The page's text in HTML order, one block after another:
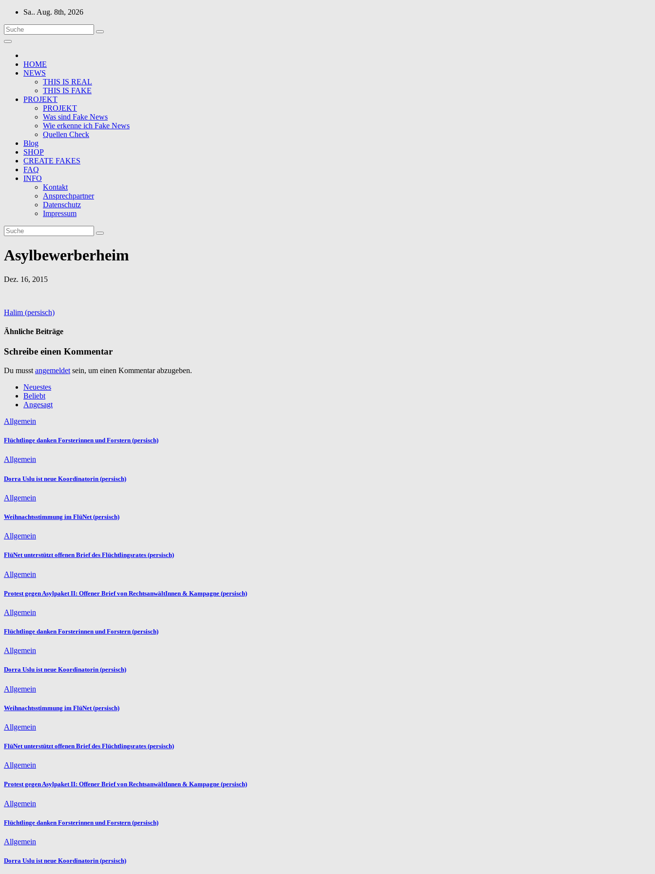
Zum
springen
Sa.. Aug. 8th, 2026
HOME
NEWS
THIS IS REAL
THIS IS FAKE
PROJEKT
PROJEKT
Was sind Fake News
Wie erkenne ich Fake News
Quellen Check
Blog
SHOP
CREATE FAKES
FAQ
INFO
Kontakt
Ansprechpartner
Datenschutz
Impressum
Asylbewerberheim
Dez. 16, 2015
Beitragsnavigation
Halim (persisch)
Ähnliche Beiträge
Schreibe einen Kommentar
Du musst angemeldet sein, um einen Kommentar abzugeben.
Neuestes
Beliebt
Angesagt
Allgemein
Flüchtlinge danken Forsterinnen und Forstern (persisch)
Allgemein
Dorra Uslu ist neue Koordinatorin (persisch)
Allgemein
Weihnachtsstimmung im FlüNet (persisch)
Allgemein
FlüNet unterstützt offenen Brief des Flüchtlingsrates (persisch)
Allgemein
Protest gegen Asylpaket II: Offener Brief von RechtsanwältInnen & Kampagne (persisch)
Allgemein
Flüchtlinge danken Forsterinnen und Forstern (persisch)
Allgemein
Dorra Uslu ist neue Koordinatorin (persisch)
Allgemein
Weihnachtsstimmung im FlüNet (persisch)
Allgemein
FlüNet unterstützt offenen Brief des Flüchtlingsrates (persisch)
Allgemein
Protest gegen Asylpaket II: Offener Brief von RechtsanwältInnen & Kampagne (persisch)
Allgemein
Flüchtlinge danken Forsterinnen und Forstern (persisch)
Allgemein
Dorra Uslu ist neue Koordinatorin (persisch)